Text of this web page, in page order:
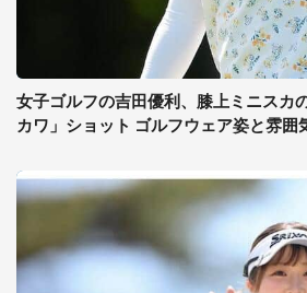
女子ゴルフの吉田優利、膝上ミニスカ
カワ」ショット ゴルフウェア姿と雰囲